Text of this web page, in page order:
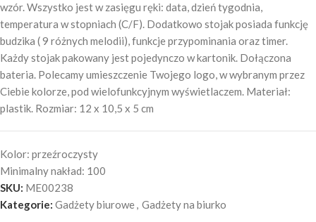
wzór. Wszystko jest w zasięgu ręki: data, dzień tygodnia,
temperatura w stopniach (C/F). Dodatkowo stojak posiada funkcję
budzika ( 9 różnych melodii), funkcje przypominania oraz timer.
Każdy stojak pakowany jest pojedynczo w kartonik. Dołączona
bateria. Polecamy umieszczenie Twojego logo, w wybranym przez
Ciebie kolorze, pod wielofunkcyjnym wyświetlaczem. Materiał:
plastik. Rozmiar: 12 x 10,5 x 5 cm
Kolor: przeźroczysty
Minimalny nakład: 100
SKU: ME00238
Kategorie: Gadżety biurowe, Gadżety na biurko